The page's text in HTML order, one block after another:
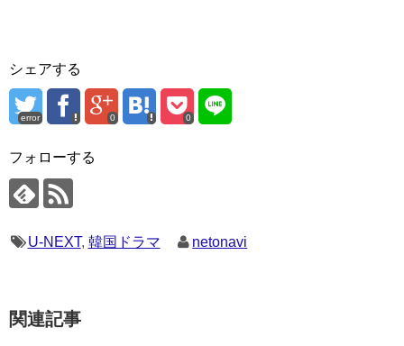
シェアする
error 0 0
フォローする
U-NEXT, 韓国ドラマ netonavi
関連記事